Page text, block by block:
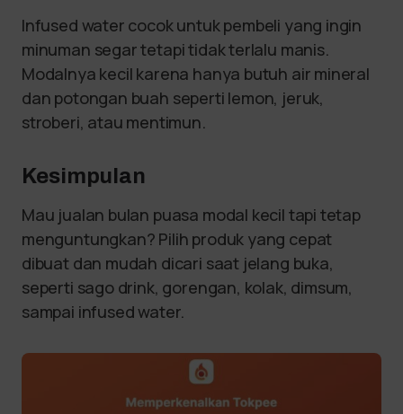
Infused water cocok untuk pembeli yang ingin
minuman segar tetapi tidak terlalu manis.
Modalnya kecil karena hanya butuh air mineral
dan potongan buah seperti lemon, jeruk,
stroberi, atau mentimun.
Kesimpulan
Mau jualan bulan puasa modal kecil tapi tetap
menguntungkan? Pilih produk yang cepat
dibuat dan mudah dicari saat jelang buka,
seperti sago drink, gorengan, kolak, dimsum,
sampai infused water.